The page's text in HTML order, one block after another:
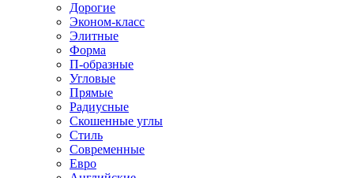
Дорогие
Эконом-класс
Элитные
Форма
П-образные
Угловые
Прямые
Радиусные
Скошенные углы
Стиль
Современные
Евро